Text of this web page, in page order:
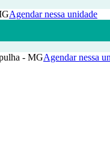
Agendar nessa unidade
- MGAgendar nessa